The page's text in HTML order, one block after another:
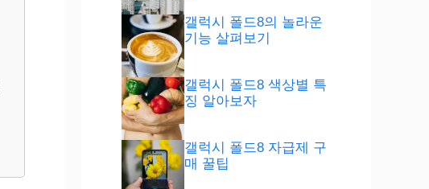
갤럭시 폴드8의 놀라운
기능 살펴보기
갤럭시 폴드8 색상별 특
징 알아보자
갤럭시 폴드8 자급제 구
매 꿀팁